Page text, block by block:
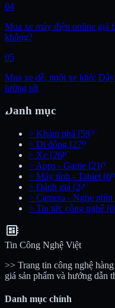
04
Mua xe máy điện online giá
không?
05
Mua xe dễ, nuôi xe khó:
lường tới
Danh mục
> Khám phá [593]
> Di động [279]
> Xe [268]
> Apps - Game [210]
> Máy tính - Tablet
> Đánh giá [24]
> Camera - Nghe nhìn
> Tin tức công nghệ
developer_board
Tin Công Nghệ Việt
>> Trang tin công nghệ
giá sản phẩm và hướng dẫn
Danh mục chính